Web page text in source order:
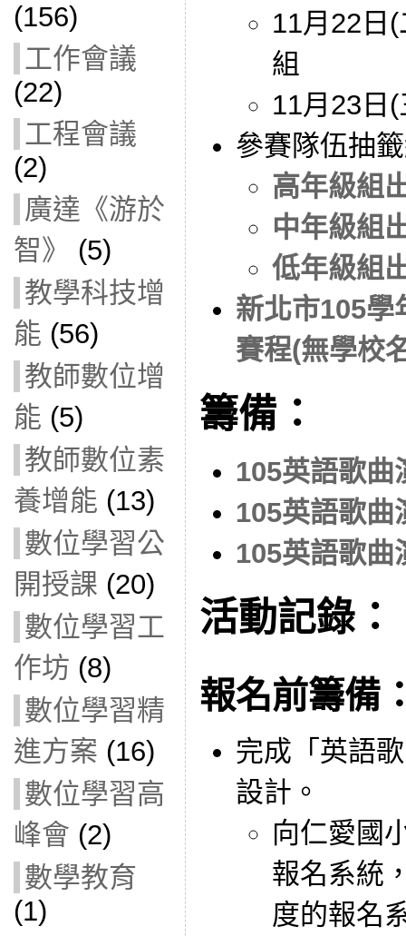
(156)
工作會議
(22)
工程會議
(2)
廣達《游於
智》
(5)
教學科技增
能 (56)
教師數位增
能 (5)
教師數位素
養增能 (13)
數位學習公
開授課 (20)
數位學習工
作坊 (8)
數位學習精
進方案 (16)
數位學習高
峰會 (2)
數學教育
(1)
11月22日
組
11月23日
參賽隊伍抽
高年級組
中年級組
低年級組
新北市105學
賽程(無學校
籌備：
105英語歌曲
105英語歌曲
105英語歌曲
活動記錄：
報名前籌備
完成「英語
設計。
向仁愛國
報名系統
度的報名